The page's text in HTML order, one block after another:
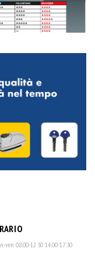
ven 08:00-12:30 14:00-17:30